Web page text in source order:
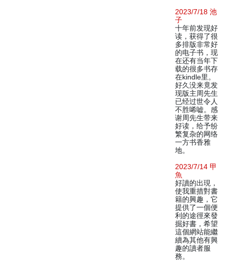
2023/7/18 池
子
十年前发现好
读，获得了很
多排版非常好
的电子书，现
在还有当年下
载的很多书存
在kindle里。
好久没来竟发
现版主周先生
已经过世令人
不胜唏嘘。感
谢周先生带来
好读，给予纷
繁复杂的网络
一方书香雅
地。
2023/7/14 甲
魚
好讀的出現，
使我重措對書
籍的興趣，它
提供了一個便
利的途徑來發
掘好書，希望
這個網站能繼
續為其他有興
趣的讀者服
務。